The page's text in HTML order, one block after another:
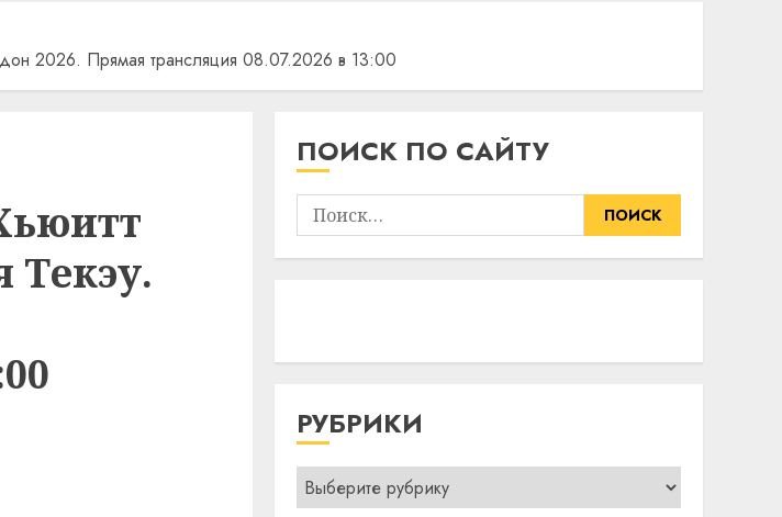
2026. Прямая трансляция 08.07.2026 в 13:00
Текэу.
ПОИСК ПО САЙТУ
Найти:
РУБРИКИ
Рубрики